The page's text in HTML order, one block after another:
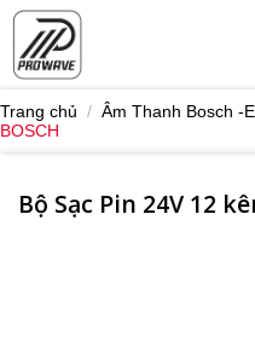
Bỏ
nội
Trang chủ / Âm Thanh Bosch -
BOSCH
Bộ Sạc Pin 24V 12